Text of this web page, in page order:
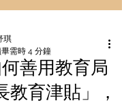
善用教育局
教育津貼」，
琪
需時 4 分鐘